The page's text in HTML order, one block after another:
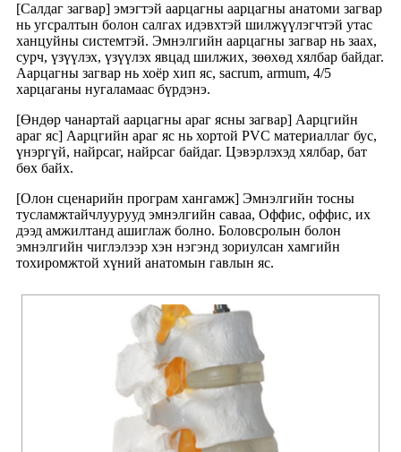
[Салдаг загвар] эмэгтэй аарцагны аарцагны анатоми загвар
нь угсралтын болон салгах идэвхтэй шилжүүлэгчтэй утас
ханцуйны системтэй. Эмнэлгийн аарцагны загвар нь заах,
сурч, үзүүлэх, үзүүлэх явцад шилжих, зөөхөд хялбар байдаг.
Аарцагны загвар нь хоёр хип яс, sacrum, armum, 4/5
харцаганы нугаламаас бүрдэнэ.
[Өндөр чанартай аарцагны араг ясны загвар] Аарцгийн
араг яс] Аарцгийн араг яс нь хортой PVC материаллаг бус,
үнэргүй, найрсаг, найрсаг байдаг. Цэвэрлэхэд хялбар, бат
бөх байх.
[Олон сценарийн програм хангамж] Эмнэлгийн тосны
тусламжтайчлуурууд эмнэлгийн саваа, Оффис, оффис, их
дээд амжилтанд ашиглаж болно. Боловсролын болон
эмнэлгийн чиглэлээр хэн нэгэнд зориулсан хамгийн
тохиромжтой хүний ​​анатомын гавлын яс.